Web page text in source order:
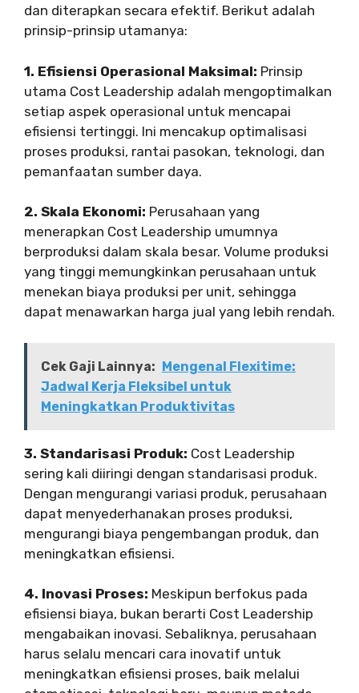
dan diterapkan secara efektif. Berikut adalah
prinsip-prinsip utamanya:
1. Efisiensi Operasional Maksimal: Prinsip
utama Cost Leadership adalah mengoptimalkan
setiap aspek operasional untuk mencapai
efisiensi tertinggi. Ini mencakup optimalisasi
proses produksi, rantai pasokan, teknologi, dan
pemanfaatan sumber daya.
2. Skala Ekonomi: Perusahaan yang
menerapkan Cost Leadership umumnya
berproduksi dalam skala besar. Volume produksi
yang tinggi memungkinkan perusahaan untuk
menekan biaya produksi per unit, sehingga
dapat menawarkan harga jual yang lebih rendah.
Cek Gaji Lainnya: Mengenal Flexitime:
Jadwal Kerja Fleksibel untuk
Meningkatkan Produktivitas
3. Standarisasi Produk: Cost Leadership
sering kali diiringi dengan standarisasi produk.
Dengan mengurangi variasi produk, perusahaan
dapat menyederhanakan proses produksi,
mengurangi biaya pengembangan produk, dan
meningkatkan efisiensi.
4. Inovasi Proses: Meskipun berfokus pada
efisiensi biaya, bukan berarti Cost Leadership
mengabaikan inovasi. Sebaliknya, perusahaan
harus selalu mencari cara inovatif untuk
meningkatkan efisiensi proses, baik melalui